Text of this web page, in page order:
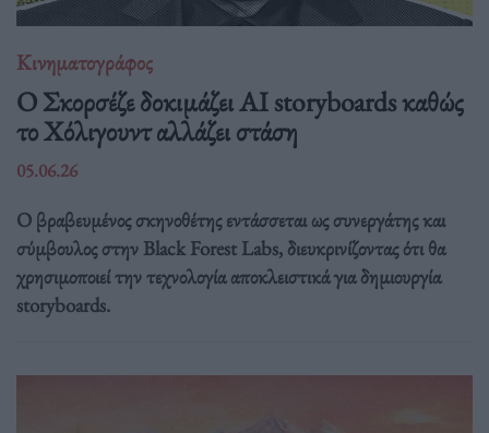
Κινηματογράφος
Ο Σκορσέζε δοκιμάζει AI storyboards καθώς
το Χόλιγουντ αλλάζει στάση
05.06.26
Ο βραβευμένος σκηνοθέτης εντάσσεται ως συνεργάτης και
σύμβουλος στην Black Forest Labs, διευκρινίζοντας ότι θα
χρησιμοποιεί την τεχνολογία αποκλειστικά για δημιουργία
storyboards.